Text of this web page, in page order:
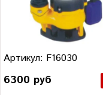
Артикул: F16030
6300 руб